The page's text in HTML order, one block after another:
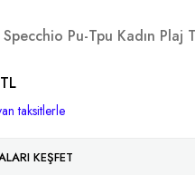
Pu-Tpu Kadın Plaj
taksitlerle
KEŞFET